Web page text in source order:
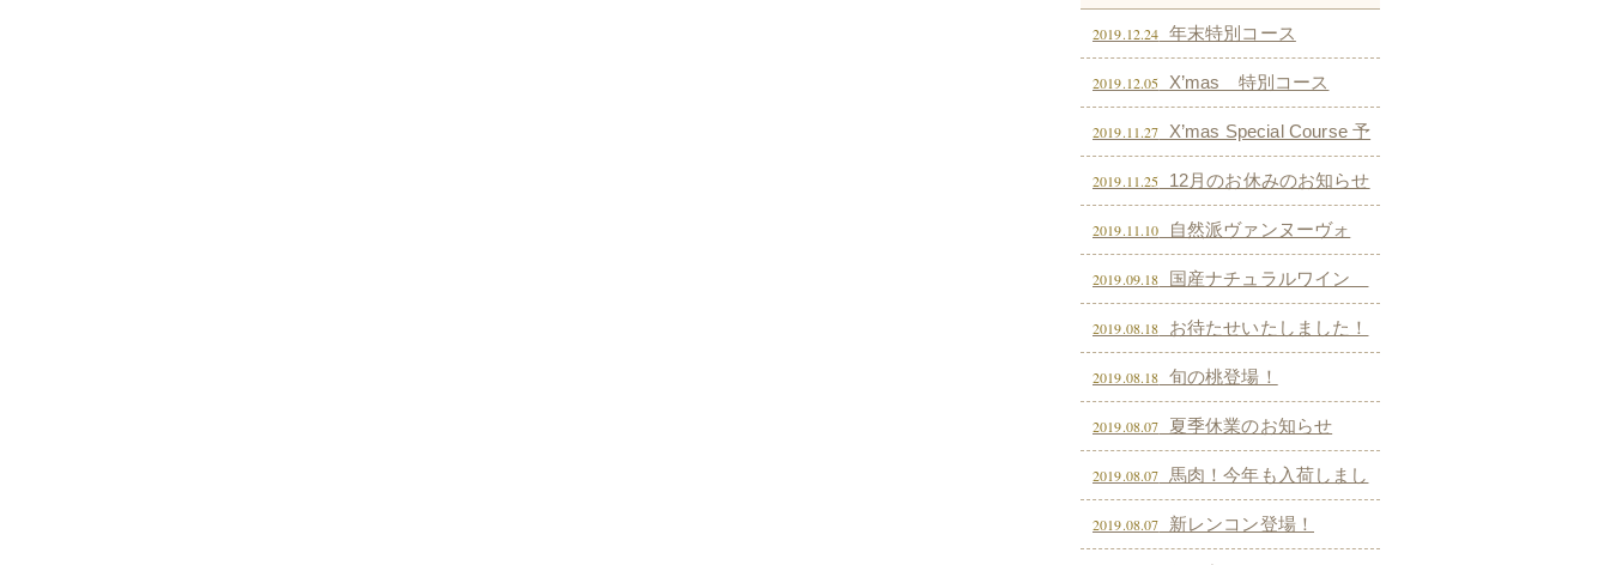
2019.12.24 年末特別コース
2019.12.05 X’mas 特別コース
2019.11.27 X’mas Special Course 予
約開始致します！
2019.11.25 12月のお休みのお知らせ
です
2019.11.10 自然派ヴァンヌーヴォ
ー いよいよ解禁！11/21（木）～
24（日）４日間限定！！
2019.09.18 国産ナチュラルワイン
ペアリングコース秋の陣
2019.08.18 お待たせいたしました！
2019.08.18 旬の桃登場！
2019.08.07 夏季休業のお知らせ
2019.08.07 馬肉！今年も入荷しまし
た！
2019.08.07 新レンコン登場！